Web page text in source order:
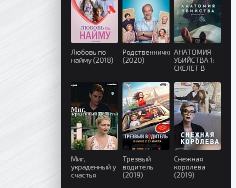
Любовь по
найму (2018)
Родственнички
(2020)
АНАТОМИЯ
УБИЙСТВА 1:
СКЕЛЕТ В
Миг,
украденный у
счастья
Трезвый
водитель
(2019)
Снежная
королева
(2019)